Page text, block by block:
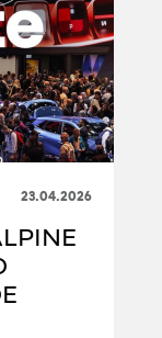
23.04.2026